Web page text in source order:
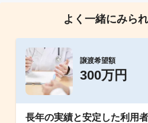
よく一緒にみら
譲渡希望額
300万円
長年の実績と安定した利用